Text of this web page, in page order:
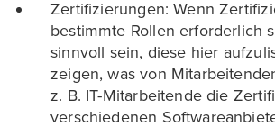
Zertifizierungen: Wenn
bestimmte Rollen erforderlich
sinnvoll sein, diese hier
zeigen, was von
z. B. IT-Mitarbeitende die
verschiedenen